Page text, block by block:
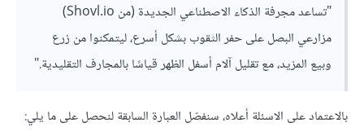
"تساعد مجرفة الذكاء الاصطناعي الجديدة (من Shovl.io)
مزارعي البصل على حفر الثقوب بشكل أسرع، ليتمكنوا من زرع
وبيع المزيد، مع تقليل آلام أسفل الظهر قياسًا بالمجارف التقليدية."
بالاعتماد على الاسئلة أعلاه، سنفصّل العبارة السابقة لنحصل على ما يلي: